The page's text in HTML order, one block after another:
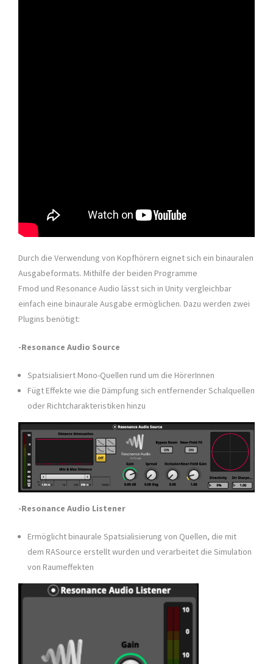
Durch die Verwendung von Kopfhörern eignet sich ein binauralen
Ausgabeformats. Mithilfe der beiden Programme
Fmod und Resonance Audio lässt sich in Unity vergleichbar
einfach eine binaurale Ausgabe ermöglichen. Dazu werden zwei
Plugins benötigt:
-Resonance Audio Source
Spatsialisiert Mono-Quellen rund um die HörerInnen
Fügt Effekte wie die Dämpfung sich entfernender Schalquellen
oder Richtcharakteristiken hinzu
-Resonance Audio Listener
Ermöglicht binaurale Spatsialisierung von Quellen, die mit
dem RASource erstellt wurden und verarbeitet die Simulation
von Raumeffekten